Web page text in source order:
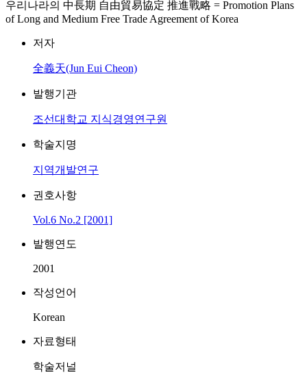
우리나라의 中長期 自由貿易協定 推進戰略 = Promotion Plans
of Long and Medium Free Trade Agreement of Korea
저자
全義天(Jun Eui Cheon)
발행기관
조선대학교 지식경영연구원
학술지명
지역개발연구
권호사항
Vol.6 No.2 [2001]
발행연도
2001
작성언어
Korean
자료형태
학술저널